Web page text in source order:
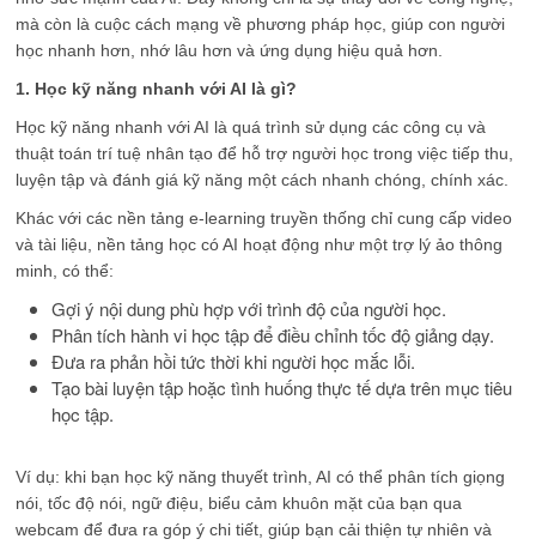
mà còn là cuộc cách mạng về phương pháp học, giúp con người
học nhanh hơn, nhớ lâu hơn và ứng dụng hiệu quả hơn.
1. Học kỹ năng nhanh với AI là gì?
Học kỹ năng nhanh với AI là quá trình sử dụng các công cụ và
thuật toán trí tuệ nhân tạo để hỗ trợ người học trong việc tiếp thu,
luyện tập và đánh giá kỹ năng một cách nhanh chóng, chính xác.
Khác với các nền tảng e-learning truyền thống chỉ cung cấp video
và tài liệu, nền tảng học có AI hoạt động như một trợ lý ảo thông
minh, có thể:
Gợi ý nội dung phù hợp với trình độ của người học.
Phân tích hành vi học tập để điều chỉnh tốc độ giảng dạy.
Đưa ra phản hồi tức thời khi người học mắc lỗi.
Tạo bài luyện tập hoặc tình huống thực tế dựa trên mục tiêu
học tập.
Ví dụ: khi bạn học kỹ năng thuyết trình, AI có thể phân tích giọng
nói, tốc độ nói, ngữ điệu, biểu cảm khuôn mặt của bạn qua
webcam để đưa ra góp ý chi tiết, giúp bạn cải thiện tự nhiên và